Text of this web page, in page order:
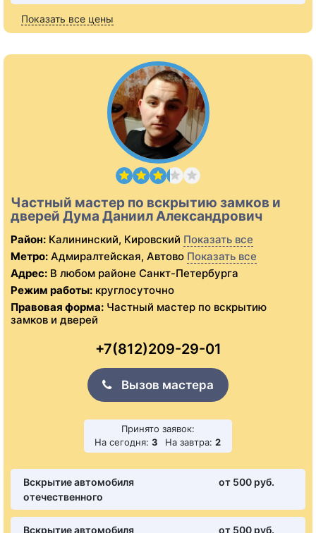
Показать все цены
Частный мастер по вскрытию замков и
дверей Дума Даниил Александрович
Район: Калининский, Кировский Показать все
Метро: Адмиралтейская, Автово Показать все
Адрес: В любом районе Санкт-Петербурга
Режим работы: круглосуточно
Правовая форма: Частный мастер по вскрытию
замков и дверей
+7(812)209-29-01
Вызов мастера
Принято заявок:
На сегодня: 3 На завтра: 2
Вскрытие автомобиля
отечественного
от 500 pуб.
Вскрытие автомобиля от 500 pуб.